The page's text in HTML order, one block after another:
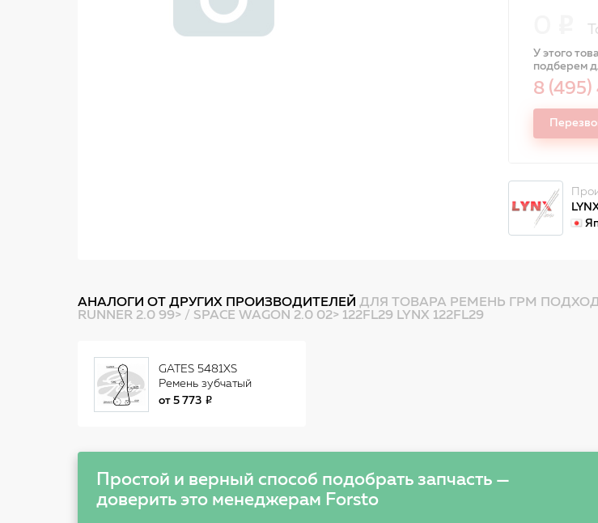
У этого
подберем
8
АНАЛОГИ ОТ ДРУГИХ ПРОИЗВОДИТЕЛЕЙ ДЛЯ ТОВАРА РЕМЕНЬ ГРМ
RUNNER 2.0 99> / SPACE WAGON 2.0 02> 122FL29 LYNX 122FL29
GATES 5481XS
Ремень зубчатый
5481XS 122 x 29 (8597-
от 5 773
Простой и верный способ подобрать запчасть —
доверить это менеджерам Forsto